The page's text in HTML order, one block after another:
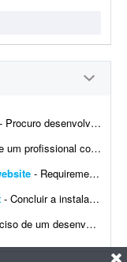
- Procuro desenvolvedor full stack para criar uma plataforma profissional e scanner de arbitragem de criptomoedas, semelhante às principais soluções internacionais do mercado, po...
no Bling. Atualmente temos a conta de um cliente integrada com loja própria, Mercado Livre,...
- Requirements: - Basic to intermediate full-stack development skills - Experience with front-end and back-end web development - Ability to troubleshoot bugs and make small improvements - Good commu...
- Concluir a instalação de e-mail do Typebot. Configurar SMTP, validar o envio de mensagens e integrar a funcionalidade com a instância atual. Entregar documentação ...
para operar day trade na B3. O robô deve ser desenvolvido para MetaTrader 5. Por favor, apresente exemplos de bots já desenvolvidos, bem ...